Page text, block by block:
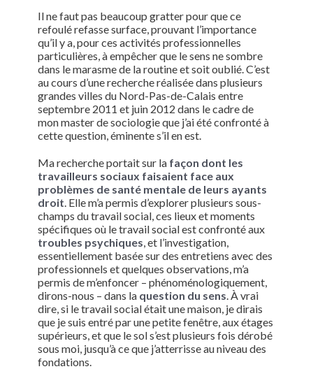
Il ne faut pas beaucoup gratter pour que ce
refoulé refasse surface, prouvant l’importance
qu’il y a, pour ces activités professionnelles
particulières, à empêcher que le sens ne sombre
dans le marasme de la routine et soit oublié. C’est
au cours d’une recherche réalisée dans plusieurs
grandes villes du Nord-Pas-de-Calais entre
septembre 2011 et juin 2012 dans le cadre de
mon master de sociologie que j’ai été confronté à
cette question, éminente s’il en est.
Ma recherche portait sur la façon dont les
travailleurs sociaux faisaient face aux
problèmes de santé mentale de leurs ayants
droit . Elle m’a permis d’explorer plusieurs sous-
champs du travail social, ces lieux et moments
spécifiques où le travail social est confronté aux
troubles psychiques , et l’investigation,
essentiellement basée sur des entretiens avec des
professionnels et quelques observations, m’a
permis de m’enfoncer – phénoménologiquement,
dirons-nous – dans la question du sens . À vrai
dire, si le travail social était une maison, je dirais
que je suis entré par une petite fenêtre, aux étages
supérieurs, et que le sol s’est plusieurs fois dérobé
sous moi, jusqu’à ce que j’atterrisse au niveau des
fondations.